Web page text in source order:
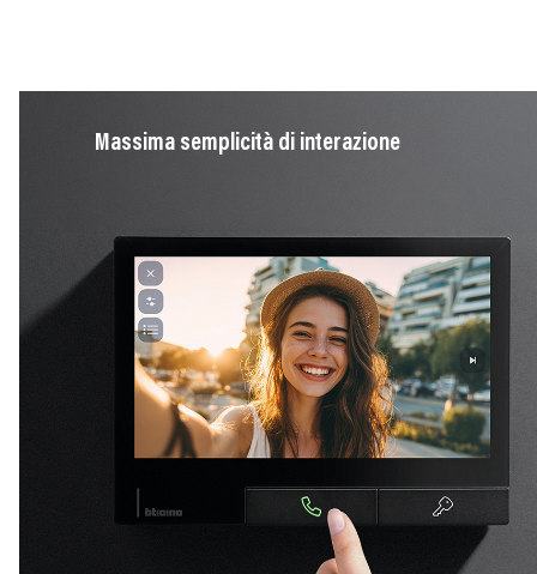
Massima semplicità di interazione